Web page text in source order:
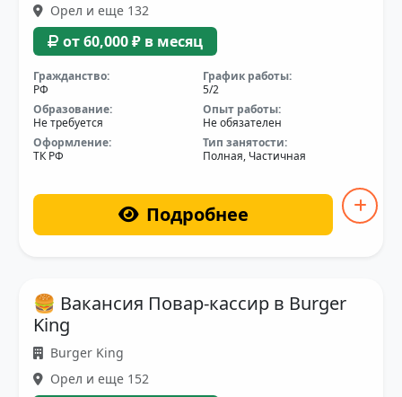
Орел и еще 132
от 60,000 ₽ в месяц
Гражданство:
РФ
График работы:
5/2
Образование:
Не требуется
Опыт работы:
Не обязателен
Оформление:
ТК РФ
Тип занятости:
Полная, Частичная
Подробнее
🍔 Вакансия Повар-кассир в Burger
King
Burger King
Орел и еще 152